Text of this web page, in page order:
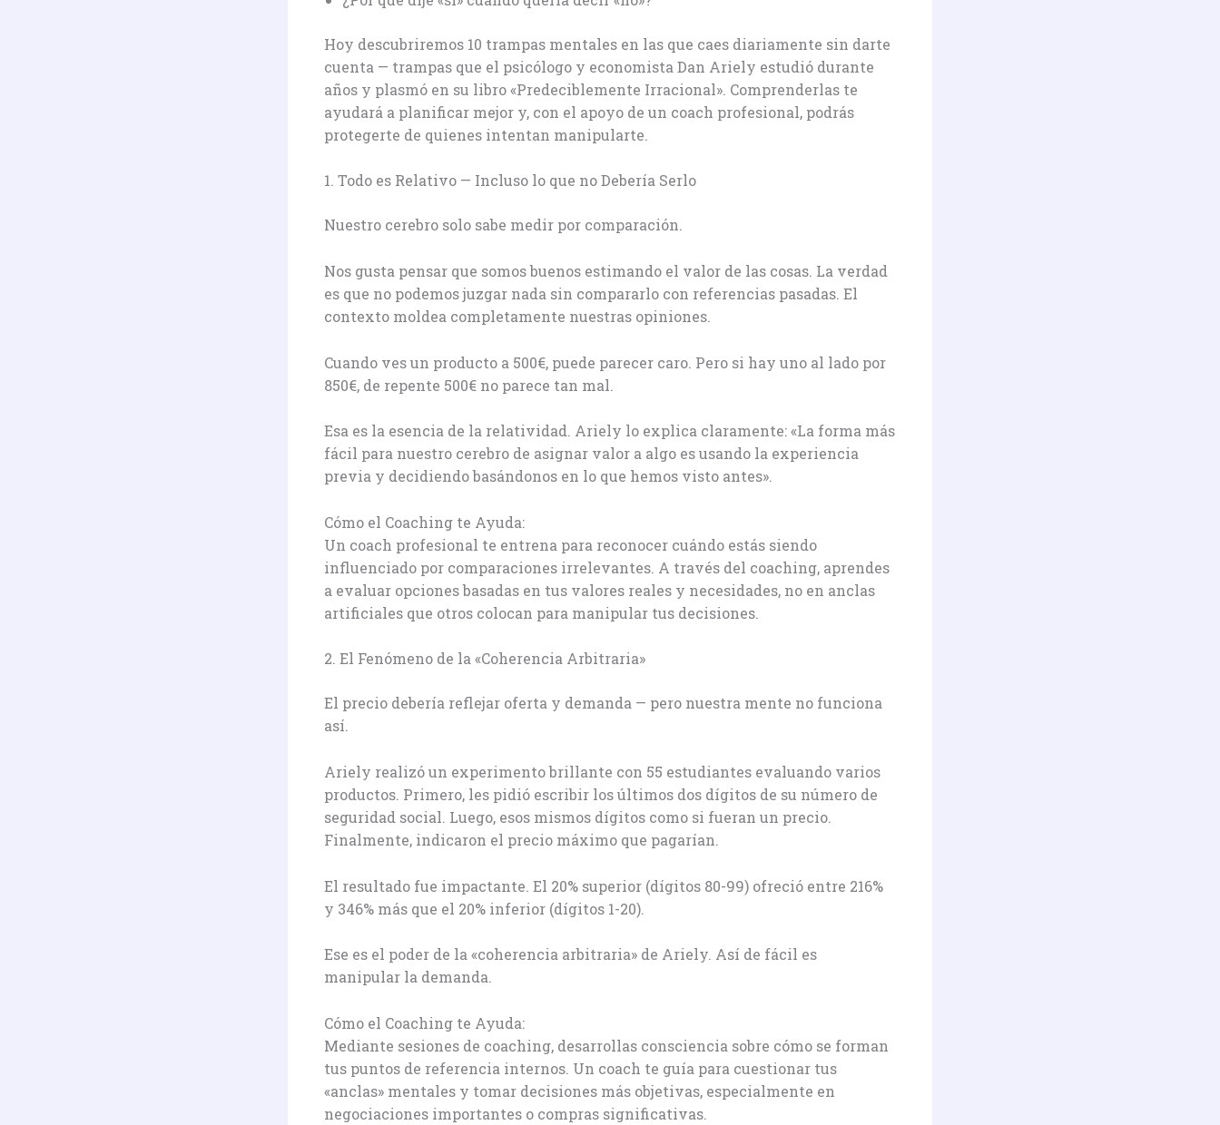
Hoy descubriremos 10 trampas mentales en las que caes diariamente sin darte
cuenta — trampas que el psicólogo y economista Dan Ariely estudió durante
años y plasmó en su libro «Predeciblemente Irracional». Comprenderlas te
ayudará a planificar mejor y, con el apoyo de un coach profesional, podrás
protegerte de quienes intentan manipularte.
1. Todo es Relativo — Incluso lo que no Debería Serlo
Nuestro cerebro solo sabe medir por comparación.
Nos gusta pensar que somos buenos estimando el valor de las cosas. La verdad
es que no podemos juzgar nada sin compararlo con referencias pasadas. El
contexto moldea completamente nuestras opiniones.
Cuando ves un producto a 500€, puede parecer caro. Pero si hay uno al lado por
850€, de repente 500€ no parece tan mal.
Esa es la esencia de la relatividad. Ariely lo explica claramente: «La forma más
fácil para nuestro cerebro de asignar valor a algo es usando la experiencia
previa y decidiendo basándonos en lo que hemos visto antes».
Cómo el Coaching te Ayuda:
Un coach profesional te entrena para reconocer cuándo estás siendo
influenciado por comparaciones irrelevantes. A través del coaching, aprendes
a evaluar opciones basadas en tus valores reales y necesidades, no en anclas
artificiales que otros colocan para manipular tus decisiones.
2. El Fenómeno de la «Coherencia Arbitraria»
El precio debería reflejar oferta y demanda — pero nuestra mente no funciona
así.
Ariely realizó un experimento brillante con 55 estudiantes evaluando varios
productos. Primero, les pidió escribir los últimos dos dígitos de su número de
seguridad social. Luego, esos mismos dígitos como si fueran un precio.
Finalmente, indicaron el precio máximo que pagarían.
El resultado fue impactante. El 20% superior (dígitos 80-99) ofreció entre 216%
y 346% más que el 20% inferior (dígitos 1-20).
Ese es el poder de la «coherencia arbitraria» de Ariely. Así de fácil es
manipular la demanda.
Cómo el Coaching te Ayuda:
Mediante sesiones de coaching, desarrollas consciencia sobre cómo se forman
tus puntos de referencia internos. Un coach te guía para cuestionar tus
«anclas» mentales y tomar decisiones más objetivas, especialmente en
negociaciones importantes o compras significativas.